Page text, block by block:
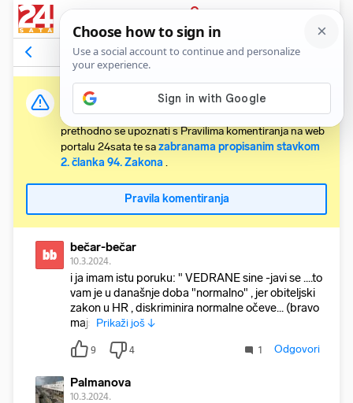
PRIJAVA
Komentari9 Relevantni
Važna obavijest:
Svaki korisnik koji želi komentirati članke obvezan je
prethodno se upoznati s Pravilima komentiranja na web
portalu 24sata te sazabranama propisanim stavkom
2. članka 94. Zakona .
Pravila komentiranja
bb bečar-bečar
10.3.2024.
i ja imam istu poruku: " VEDRANE sine -javi se ....to
vam je u današnje doba "normalno" , jer obiteljski
zakon u HR , diskriminira normalne očeve... (bravo
majs Prikaži još ↓
9 4 1 Odgovori
Palmanova
10.3.2024.